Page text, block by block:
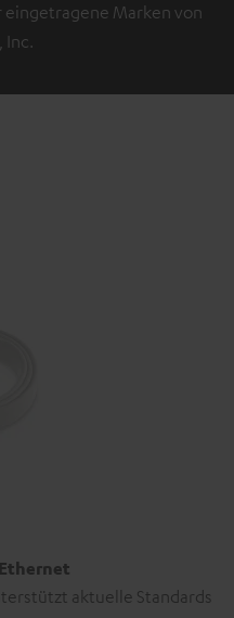
eingetragene Marken von
Inc.
aktuelle Standards